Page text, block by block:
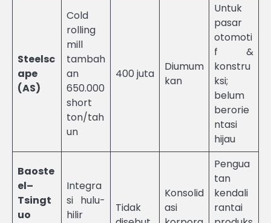
Steelsc
ape
(AS)
Cold
rolling
mill
tambah
an
650.000
short
ton/tah
un
400 juta
Diumum
kan
Untuk
pasar
otomoti
f &
konstru
ksi;
belum
berorie
ntasi
hijau
Baoste
el–
Tsingt
uo
Integra
si hulu-
hilir
Tidak
Konsolid
asi
Pengua
tan
kendali
rantai